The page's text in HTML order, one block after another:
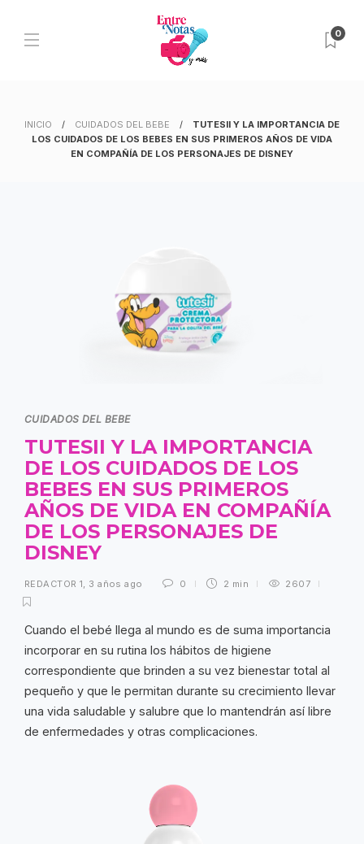
0
INICIO CUIDADOS DEL BEBE
TUTESII Y LA IMPORTANCIA DE
LOS CUIDADOS DE LOS BEBES EN SUS PRIMEROS AÑOS DE VIDA
EN COMPAÑÍA DE LOS PERSONAJES DE DISNEY
CUIDADOS DEL BEBE
TUTESII Y LA IMPORTANCIA
DE LOS CUIDADOS DE LOS
BEBES EN SUS PRIMEROS
AÑOS DE VIDA EN COMPAÑÍA
DE LOS PERSONAJES DE
DISNEY
REDACTOR 1, 3 años ago 0 2 min 2607
Cuando el bebé llega al mundo es de suma importancia
incorporar en su rutina los hábitos de higiene
correspondiente que brinden a su vez bienestar total al
pequeño y que le permitan durante su crecimiento llevar
una vida saludable y salubre que lo mantendrán así libre
de enfermedades y otras complicaciones.